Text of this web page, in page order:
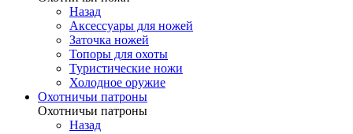
Назад
Аксессуары для ножей
Заточка ножей
Топоры для охоты
Туристические ножи
Холодное оружие
Охотничьи патроны
Охотничьи патроны
Назад